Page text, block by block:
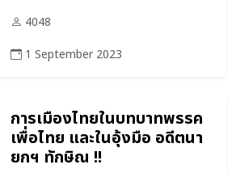
4048
1 September 2023
การเมืองไทยในบทบาทพรรค
เพื่อไทย และในอุ้งมือ อดีตนา
ยกฯ ทักษิณ !!